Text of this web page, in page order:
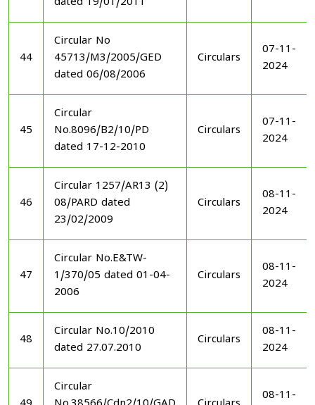
44
Circular No
45713/M3/2005/GED
dated 06/08/2006
Circulars
07-11-
2024
45
Circular
No.8096/B2/10/PD
dated 17-12-2010
Circulars
07-11-
2024
46
Circular 1257/AR13 (2)
08/PARD dated
23/02/2009
Circulars
08-11-
2024
47
Circular No.E&TW-
1/370/05 dated 01-04-
2006
Circulars
08-11-
2024
48
Circular No.10/2010
dated 27.07.2010
Circulars
08-11-
2024
Circular
08-11-